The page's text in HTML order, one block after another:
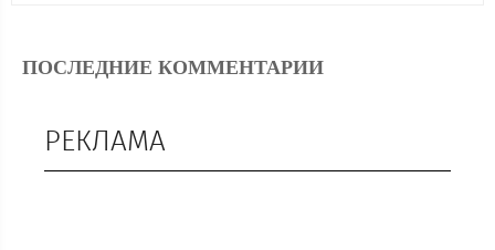
ПОСЛЕДНИЕ КОММЕНТАРИИ
РЕКЛАМА